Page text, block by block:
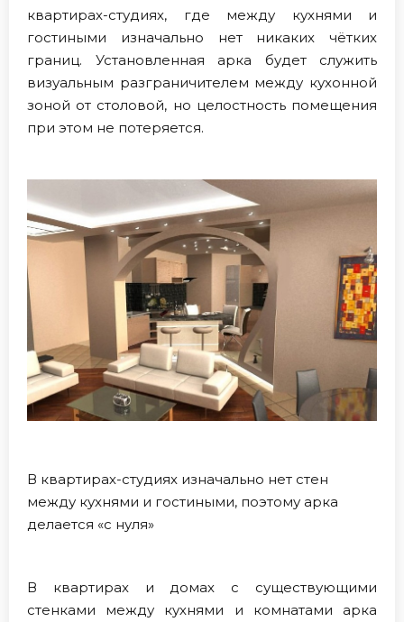
квартирах-студиях, где между кухнями и
гостиными изначально нет никаких чётких
границ. Установленная арка будет служить
визуальным разграничителем между кухонной
зоной от столовой, но целостность помещения
при этом не потеряется.
В квартирах-студиях изначально нет стен
между кухнями и гостиными, поэтому арка
делается «с нуля»
В квартирах и домах с существующими
стенками между кухнями и комнатами арка